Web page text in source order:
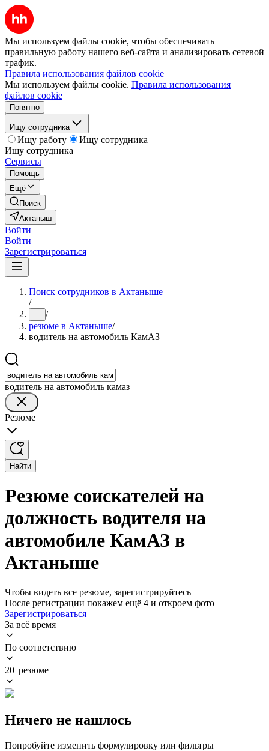
Мы используем файлы cookie, чтобы обеспечивать
правильную работу нашего веб-сайта и анализировать сетевой
трафик.
Правила использования файлов cookie
Мы используем файлы cookie. Правила использования
файлов cookie
Понятно
Ищу сотрудника
Ищу работу
Ищу сотрудника
Ищу сотрудника
Сервисы
Помощь
Ещё
Поиск
Актаныш
Войти
Войти
Зарегистрироваться
Поиск сотрудников в Актаныше
/
... /
резюме в Актаныше/
водитель на автомобиль КамАЗ
водитель на автомобиль камаз
Резюме
Найти
Резюме соискателей на
должность водителя на
автомобиле КамАЗ в
Актаныше
Чтобы видеть все резюме, зарегистрируйтесь
После регистрации покажем ещё 4 и откроем фото
Зарегистрироваться
За всё время
По соответствию
20 резюме
Ничего не нашлось
Попробуйте изменить формулировку или фильтры